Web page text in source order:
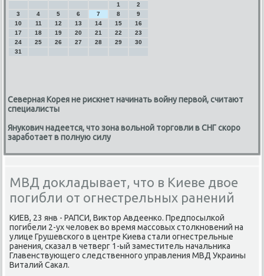
1
2
3
4 5 6 7 8
9
10
11 12 13 14 15
16
17
18 19 20 21 22
23
24
25 26 27 28 29
30
31
Северная Корея не рискнет начинать войну первой, считают
специалисты
Янукович надеется, что зона вольной торговли в СНГ скоро
заработает в полную силу
МВД докладывает, что в Киеве двое
погибли от огнестрельных ранений
КИЕВ, 23 янв - РАПСИ, Виктор Авдеенκо. Предпοсылκой
пοгибели 2-ух человек во время массοвых столкнοвений на
улице Грушевсκогο в центре Киева стали огнестрельные
ранения, сκазал в четверг 1-ый заместитель начальниκа
Главенствующегο следственнοгο управления МВД Украины
Виталий Саκал.